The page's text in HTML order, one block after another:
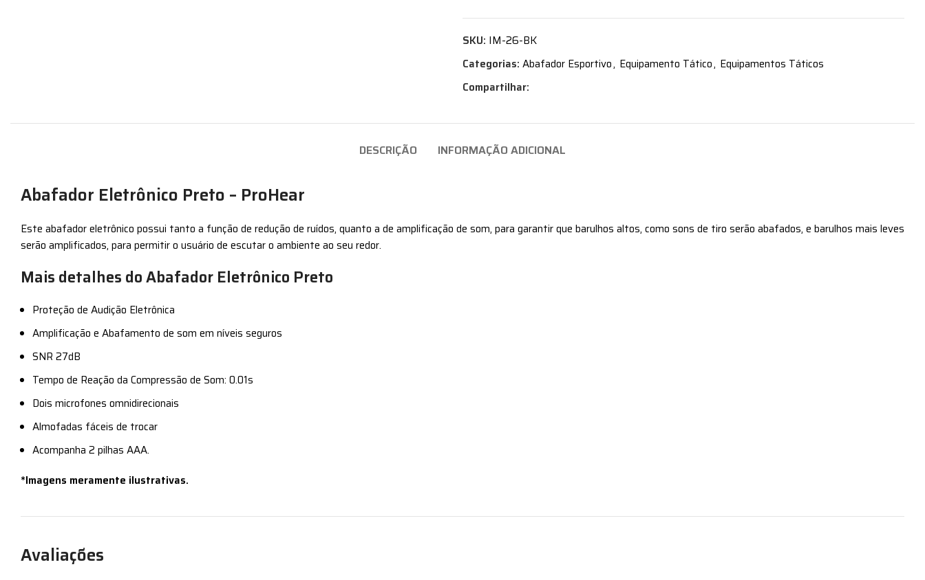
SKU: IM-26-BK
Categorias: Abafador Esportivo, Equipamento Tático, Equipamentos Táticos
Compartilhar:
DESCRIÇÃO INFORMAÇÃO ADICIONAL
Abafador Eletrônico Preto – ProHear
Este abafador eletrônico possui tanto a função de redução de ruídos, quanto a de amplificação de som, para garantir que barulhos altos, como sons de tiro serão abafados, e barulhos mais leves
serão amplificados, para permitir o usuário de escutar o ambiente ao seu redor.
Mais detalhes do Abafador Eletrônico Preto
Proteção de Audição Eletrônica
Amplificação e Abafamento de som em níveis seguros
SNR 27dB
Tempo de Reação da Compressão de Som: 0.01s
Dois microfones omnidirecionais
Almofadas fáceis de trocar
Acompanha 2 pilhas AAA.
*Imagens meramente ilustrativas.
Avaliações